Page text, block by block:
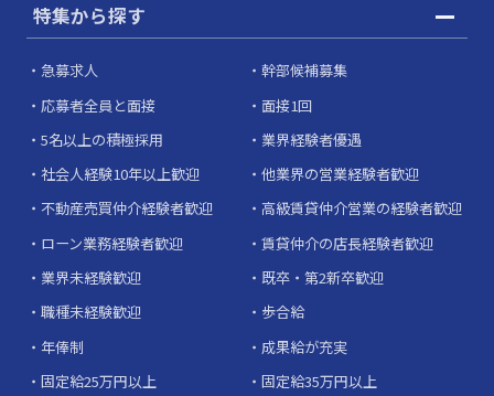
特集から探す
急募求人
幹部候補募集
応募者全員と面接
面接1回
5名以上の積極採用
業界経験者優遇
社会人経験10年以上歓迎
他業界の営業経験者歓迎
不動産売買仲介経験者歓迎
高級賃貸仲介営業の経験者歓迎
ローン業務経験者歓迎
賃貸仲介の店長経験者歓迎
業界未経験歓迎
既卒・第2新卒歓迎
職種未経験歓迎
歩合給
年俸制
成果給が充実
固定給25万円以上
固定給35万円以上